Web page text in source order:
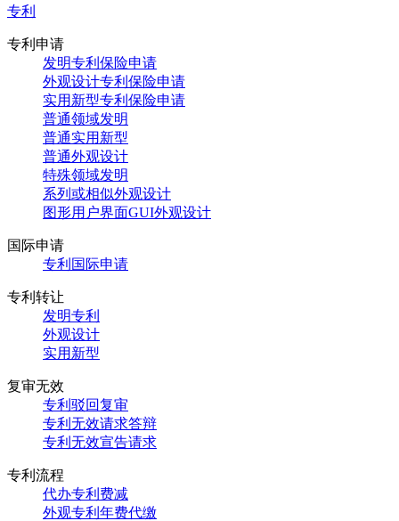
专利
专利申请
发明专利保险申请
外观设计专利保险申请
实用新型专利保险申请
普通领域发明
普通实用新型
普通外观设计
特殊领域发明
系列或相似外观设计
图形用户界面GUI外观设计
国际申请
专利国际申请
专利转让
发明专利
外观设计
实用新型
复审无效
专利驳回复审
专利无效请求答辩
专利无效宣告请求
专利流程
代办专利费减
外观专利年费代缴